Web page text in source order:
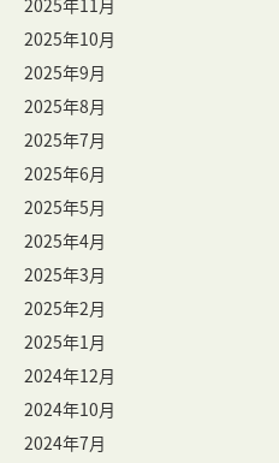
2025年11月
2025年10月
2025年9月
2025年8月
2025年7月
2025年6月
2025年5月
2025年4月
2025年3月
2025年2月
2025年1月
2024年12月
2024年10月
2024年7月